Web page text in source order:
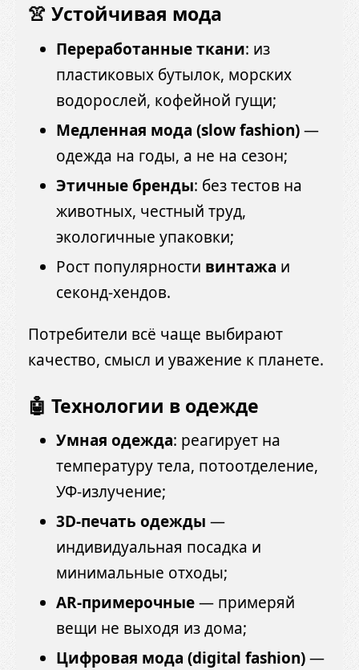
👚 Устойчивая мода
Переработанные ткани: из
пластиковых бутылок, морских
водорослей, кофейной гущи;
Медленная мода (slow fashion)—
одежда на годы, а не на сезон;
Этичные бренды: без тестов на
животных, честный труд,
экологичные упаковки;
Рост популярности винтажа и
секонд-хендов.
Потребители всё чаще выбирают
качество, смысл и уважение к планете.
🤖 Технологии в одежде
Умная одежда: реагирует на
температуру тела, потоотделение,
УФ-излучение;
3D-печать одежды —
индивидуальная посадка и
минимальные отходы;
AR-примерочные— примеряй
вещи не выходя из дома;
Цифровая мода (digital fashion)—